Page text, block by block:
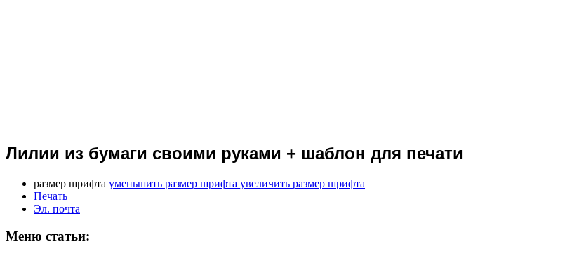
Лилии из бумаги своими руками + шаблон для печати
размер шрифта уменьшить размер шрифта увеличить размер шрифта
Печать
Эл. почта
Меню статьи: